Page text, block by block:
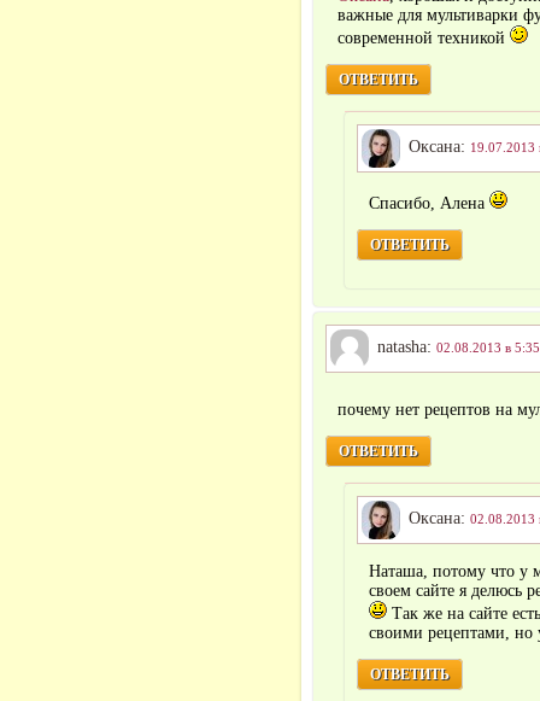
важные для мультиварки
современной техникой
ОТВЕТИТЬ
Оксана: 19.07.2013
Спасибо, Алена
ОТВЕТИТЬ
natasha: 02.08.2013 в
почему нет рецептов на
ОТВЕТИТЬ
Оксана: 02.08.2013
Наташа, потому что у
своем сайте я делюсь
Так же на сайте
своими рецептами, но
ОТВЕТИТЬ